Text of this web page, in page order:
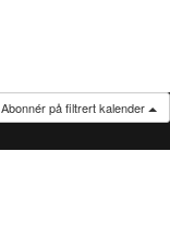
Abonnér på filtrert kalender